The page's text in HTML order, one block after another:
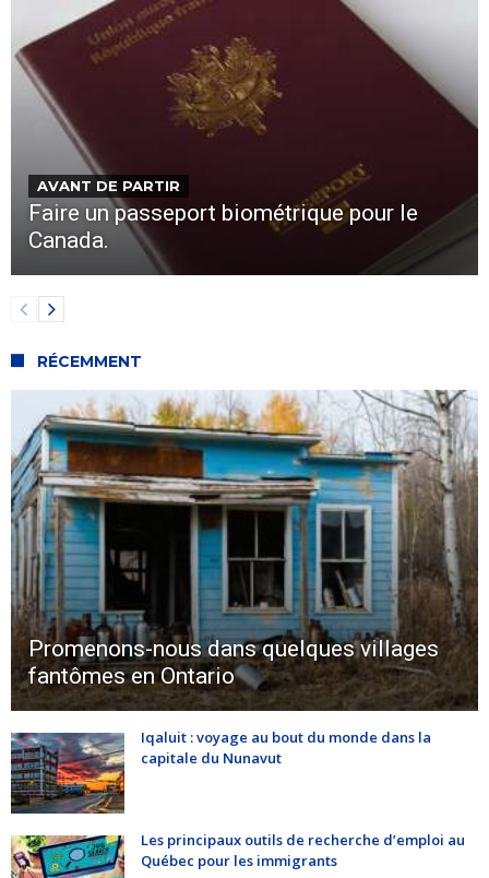
AVANT DE PARTIR
Faire un passeport biométrique pour le
Canada.
RÉCEMMENT
Promenons-nous dans quelques villages
fantômes en Ontario
Iqaluit : voyage au bout du monde dans la
capitale du Nunavut
Les principaux outils de recherche d’emploi au
Québec pour les immigrants